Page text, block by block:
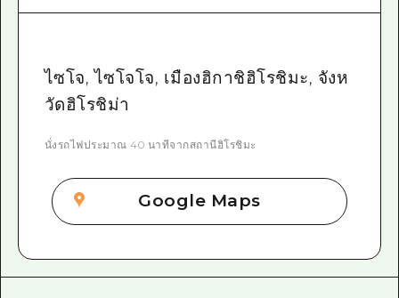
ไซโจ, ไซโจโจ, เมืองฮิกาชิฮิโรชิมะ, จังห
วัดฮิโรชิม่า
นั่งรถไฟประมาณ 40 นาทีจากสถานีฮิโรชิมะ
Google Maps